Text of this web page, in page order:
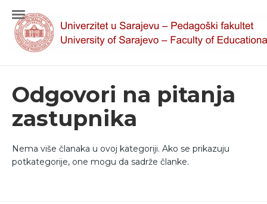
Odgovori na pitanja
zastupnika
Nema više članaka u ovoj kategoriji. Ako se prikazuju
potkategorije, one mogu da sadrže članke.